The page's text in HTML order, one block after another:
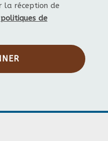
la réception de
de